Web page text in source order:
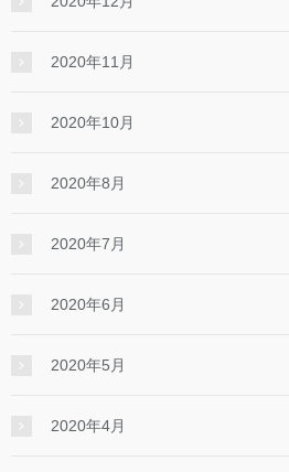
2020年11月
2020年10月
2020年8月
2020年7月
2020年6月
2020年5月
2020年4月